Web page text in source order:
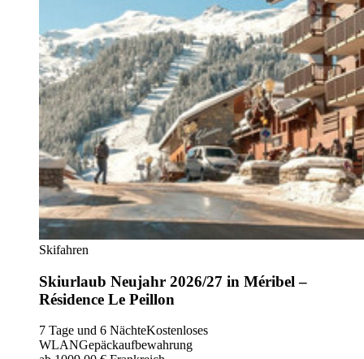
Skifahren
Skiurlaub Neujahr 2026/27 in Méribel –
Résidence Le Peillon
7 Tage und 6 NächteKostenloses
WLANGepäckaufbewahrung